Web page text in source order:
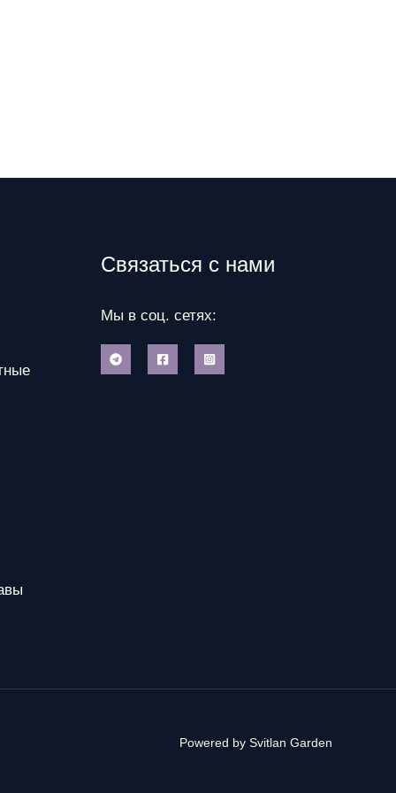
Связаться с нами
Мы в соц. сетях:
Powered by Svitlan Garden